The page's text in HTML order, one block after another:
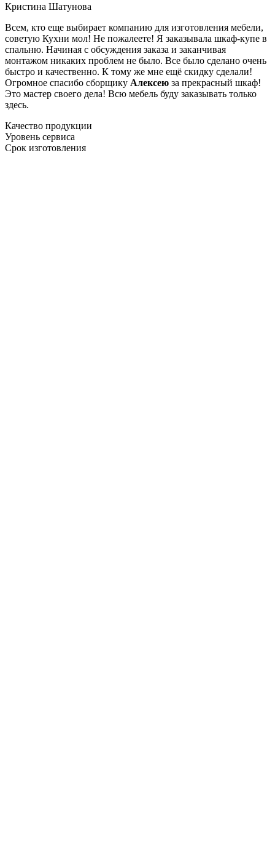
Кристина Шатунова
Всем, кто еще выбирает компанию для изготовления мебели,
советую Кухни мол! Не пожалеете! Я заказывала шкаф-купе в
спальню. Начиная с обсуждения заказа и заканчивая
монтажом никаких проблем не было. Все было сделано очень
быстро и качественно. К тому же мне ещё скидку сделали!
Огромное спасибо сборщику Алексею за прекрасный шкаф!
Это мастер своего дела! Всю мебель буду заказывать только
здесь.
Качество продукции
Уровень сервиса
Срок изготовления